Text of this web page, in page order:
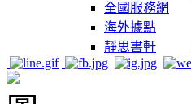
全國服務網
海外據點
靜思書軒